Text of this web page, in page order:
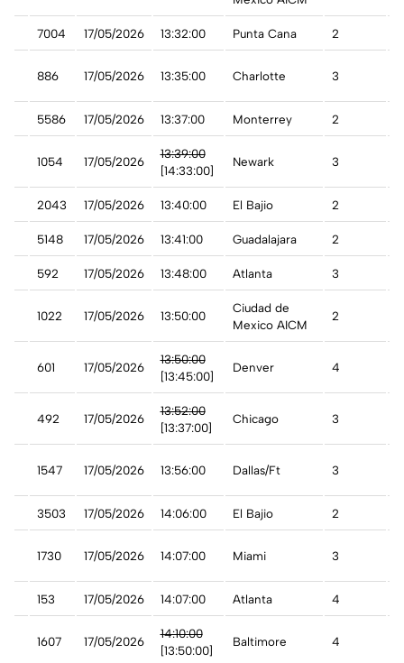
7004 17/05/2026 13:32:00 Punta Cana 2
886 17/05/2026 13:35:00 Charlotte 3
5586 17/05/2026 13:37:00 Monterrey 2
1054 17/05/2026
13:39:00
[14:33:00]
Newark 3
2043 17/05/2026 13:40:00 El Bajio 2
5148 17/05/2026 13:41:00 Guadalajara 2
592 17/05/2026 13:48:00 Atlanta 3
1022 17/05/2026 13:50:00
Ciudad de
Mexico AICM
2
601 17/05/2026
13:50:00
[13:45:00]
Denver 4
492 17/05/2026
13:52:00
[13:37:00]
Chicago 3
1547 17/05/2026 13:56:00 Dallas/Ft 3
3503 17/05/2026 14:06:00 El Bajio 2
1730 17/05/2026 14:07:00 Miami 3
153 17/05/2026 14:07:00 Atlanta 4
1607 17/05/2026
14:10:00
[13:50:00]
Baltimore 4